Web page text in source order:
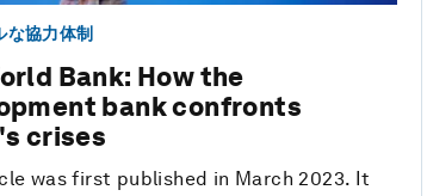
な協力体制
Bank: How the
bank confronts
crises
was first published in March 2023. It